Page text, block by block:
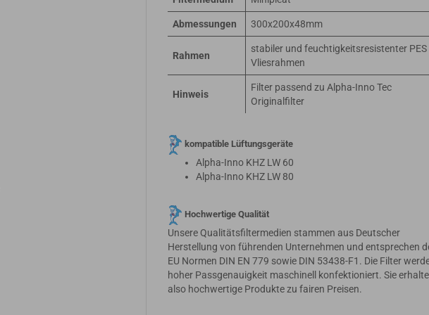
Abmessungen 300x200x48mm
Rahmen
stabiler und feuchtigkeitsresistenter PES
Vliesrahmen
Hinweis
Filter passend zu Alpha-Inno Tec
Originalfilter
kompatible Lüftungsgeräte
Alpha-Inno KHZ LW 60
Alpha-Inno KHZ LW 80
Hochwertige Qualität
Unsere Qualitätsfiltermedien stammen aus Deutscher
Herstellung von führenden Unternehmen und entsprechen
EU Normen DIN EN 779 sowie DIN 53438-F1. Die Filter
hoher Passgenauigkeit maschinell konfektioniert. Sie
also hochwertige Produkte zu fairen Preisen.